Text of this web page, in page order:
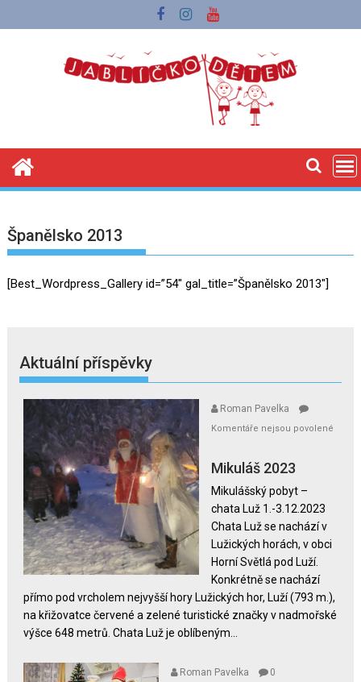
to
Španělsko 2013
[Best_Wordpress_Gallery id=”54″ gal_title=”Španělsko 2013″]
Aktuální příspěvky
Roman Pavelka
Komentáře nejsou povolené
textu
názvem
Mikuláš
2023
Mikuláš 2023
Mikulášský pobyt –
chata Luž 1.-3.12.2023
Chata Luž se nachází v
Lužických horách, v obci
Horní Světlá pod Luží.
Konkrétně se nachází
přímo pod vrcholem nejvyšší hory Lužických hor, Luží (793 m.),
na křižovatce červené a zelené turistické značky v nadmořské
výšce 648 metrů. Chata Luž je oblíbeným...
Roman Pavelka 0